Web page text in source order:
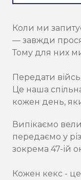
Коли ми
— завжди
Тому для них
Передати
Це наша
кожен день,
Випікаємо
передаємо у
зокрема 47-ій
Кожен кекс -